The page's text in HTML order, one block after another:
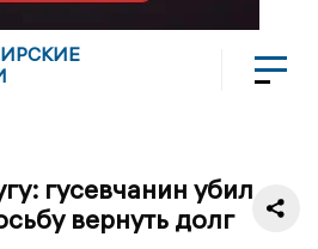
гусевчанин убил
вернуть долг